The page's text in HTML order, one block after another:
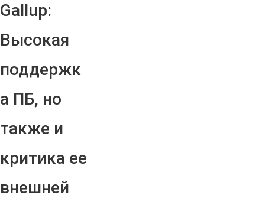
Gallup:
Высокая
поддержк
а ПБ, но
также и
критика ее
внешней